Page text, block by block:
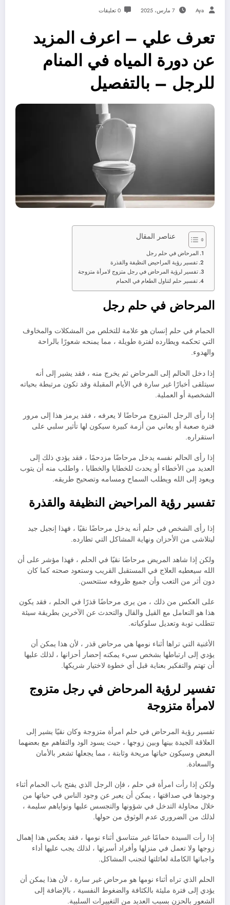
Aya 7 مارس، 2025 0 تعليقات
تعرف علي – اعرف المزيد
عن دورة المياه في المنام
للرجل – بالتفصيل
عناصر المقال
المرحاض في حلم رجل
تفسير رؤية المراحيض النظيفة والقذرة
تفسير لرؤية المرحاض في رجل متزوج لامرأة متزوجة
تفسير حلم لتناول الطعام في الحمام
المرحاض في حلم رجل
الحمام في حلم إنسان هو علامة للتخلص من المشكلات والمخاوف
التي تحكمه ويطارده لفترة طويلة ، مما يمنحه شعورًا بالراحة
والهدوء.
إذا دخل الحالم إلى المرحاض ثم يخرج منه ، فقد يشير إلى أنه
سيتلقى أخبارًا غير سارة في الأيام المقبلة وقد تكون مرتبطة بحياته
الشخصية أو العملية.
إذا رأى الرجل المتزوج مرحاضًا لا يعرفه ، فقد يرمز هذا إلى مرور
فترة صعبة أو يعاني من أزمة كبيرة سيكون لها تأثير سلبي على
استقراره.
إذا رأى الحالم نفسه يدخل مرحاضًا مزدحمًا ، فقد يؤدي ذلك إلى
العديد من الأخطاء أو يحدث للخطايا والخطايا ، واطلب منه أن يتوب
ويعود إلى الله ويطلب السماح ومسامه وتصحيح طريقه.
تفسير رؤية المراحيض النظيفة والقذرة
إذا رأى الشخص في حلم أنه يدخل مرحاضًا نقيًا ، فهذا إنجيل جيد
ليتلاشى من الأحزان ونهاية المشاكل التي تطارده.
ولكن إذا شاهد المريض مرحاضًا نقيًا في الحلم ، فهذا مؤشر على أن
الله سيعطيه العلاج في المستقبل القريب وستعود صحته كما كان
دون أثر من التعب وأن جميع ظروفه ستتحسن.
على العكس من ذلك ، من يرى مرحاضًا قذرًا في الحلم ، فقد يكون
هذا هو التعامل مع القيل والقال والتحدث عن الآخرين بطريقة سيئة
تتطلب توبة وتعديل سلوكياته.
الأغنية التي تراها أثناء نومها هي مرحاض قذر ، لأن هذا يمكن أن
يؤدي إلى ارتباطها بشخص سيء يمكنه إحضار أحزانها ، لذلك عليها
أن تهتم والتفكير بعناية قبل أي خطوة لاختيار شريكها.
تفسير لرؤية المرحاض في رجل متزوج
لامرأة متزوجة
تفسير رؤية المرحاض في حلم امرأة متزوجة وكان نقيًا يشير إلى
العلاقة الجيدة بينها وبين زوجها ، حيث يسود الود والتفاهم مع بعضهما
البعض وسيكون حياتها مريحة وثابتة ، مما يجعلها تشعر بالأمان
والسعادة.
ولكن إذا رأت امرأة في حلم ، فإن الرجل الذي يفتح باب الحمام أثناء
وجودها في صداقتها ، يمكن أن يعبر عن وجود الناس في حياتها من
خلال محاولة التدخل في شؤونها والتجسس عليها ونواياهم سليمة ،
لذلك من الضروري عدم الوثوق من حولها.
إذا رأت السيدة حمامًا غير متناسق أثناء نومها ، فقد يعكس هذا إهمال
زوجها ولا تعمل في منزلها وأفراد أسرتها ، لذلك يجب عليها أداء
واجباتها الكاملة لعائلتها لتجنب المشاكل.
الحلم الذي تراه أثناء نومها هو مرحاض غير سارة ، لأن هذا يمكن أن
يؤدي إلى فترة مليئة بالكثافة والضغوط النفسية ، بالإضافة إلى
الشعور بالحزن بسبب العديد من التغييرات السلبية.